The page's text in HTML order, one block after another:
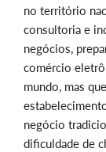
no território
consultoria e
negócios,
comércio
mundo, mas
negócio
dificuldade de